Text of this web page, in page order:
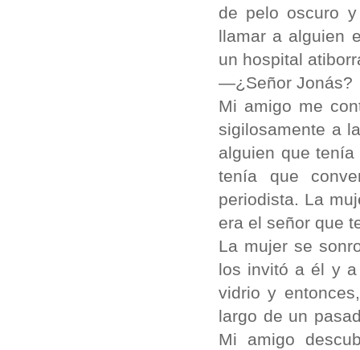
de pelo oscuro
llamar a alguien
un hospital
—¿Señor Jonás?
Mi amigo me
sigilosamente a
alguien que
tenía que
periodista. La
era el señor que
La mujer se
los invitó a él y
vidrio y
largo de un
Mi amigo